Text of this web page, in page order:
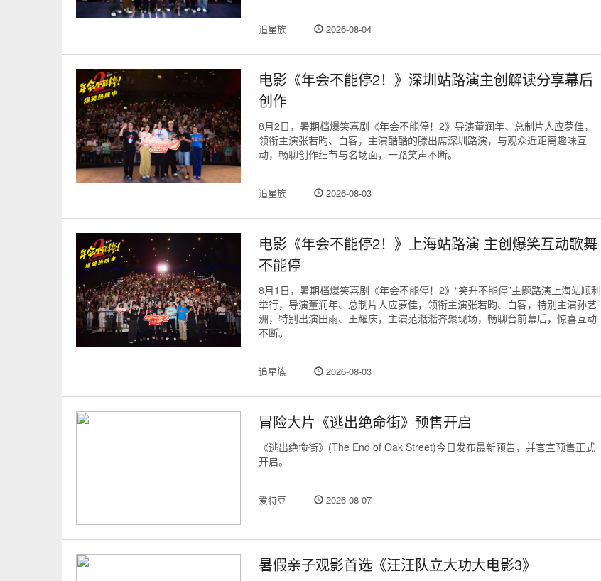
追星族 2026-08-04
电影《年会不能停2！》深圳站路演主创解读分享幕后
创作
8月2日，暑期档爆笑喜剧《年会不能停！2》导演董润年、总制片人应萝佳，
领衔主演张若昀、白客，主演酷酷的滕出席深圳路演，与观众近距离趣味互
动，畅聊创作细节与名场面，一路笑声不断。
追星族 2026-08-03
电影《年会不能停2！》上海站路演 主创爆笑互动歌舞
不能停
8月1日，暑期档爆笑喜剧《年会不能停！2》“笑升不能停”主题路演上海站顺利
举行，导演董润年、总制片人应萝佳，领衔主演张若昀、白客，特别主演孙艺
洲，特别出演田雨、王耀庆，主演范湉湉齐聚现场，畅聊台前幕后，惊喜互动
不断。
追星族 2026-08-03
冒险大片《逃出绝命街》预售开启
《逃出绝命街》(The End of Oak Street)今日发布最新预告，并官宣预售正式
开启。
爱特豆 2026-08-07
暑假亲子观影首选《汪汪队立大功大电影3》